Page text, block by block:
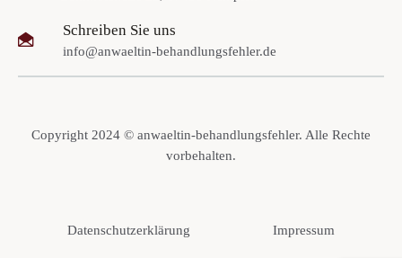
Schreiben Sie uns
info@anwaeltin-behandlungsfehler.de
Copyright 2024 © anwaeltin-behandlungsfehler. Alle Rechte
vorbehalten.
Datenschutzerklärung Impressum